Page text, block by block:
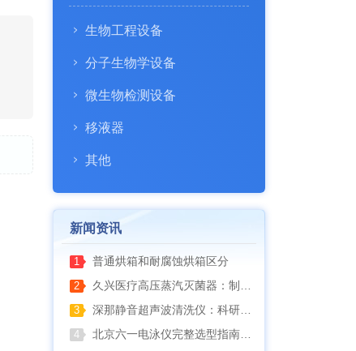
生物工程设备
分子生物学设备
微生物检测设备
移液器
其他
新闻资讯
1 普通烘箱和耐腐蚀烘箱区分
2 久兴医疗高压蒸汽灭菌器：制药科研灭菌的可靠之选
3 深那静音超声波清洗仪：科研洁净新标准，安静高效更安心
4 北京六一电泳仪完整选型指南（分电泳槽 + 电源两大模块，按实验场景直接匹配）